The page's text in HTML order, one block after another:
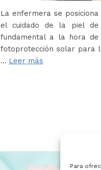
Para
La enfermera se
el cuidado de la piel
fundamental a la hora
fotoprotección solar para
… Leer más